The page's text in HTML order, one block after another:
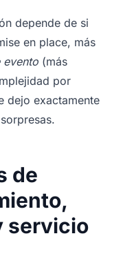
depende de si
en place, más
evento (más
por
dejo exactamente
de
servicio